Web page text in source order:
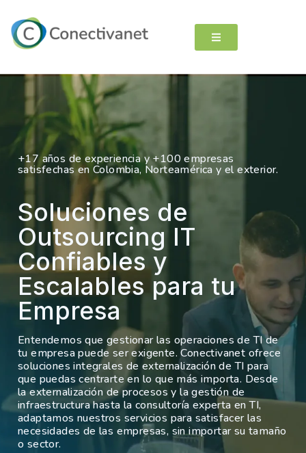
+17 años de experiencia y +100 empresas
satisfechas en Colombia, Norteamérica y el exterior.
Soluciones de
Outsourcing IT
Confiables y
Escalables para tu
Empresa
Entendemos que gestionar las operaciones de TI de
tu empresa puede ser exigente. Conectivanet ofrece
soluciones integrales de externalización de TI para
que puedas centrarte en lo que más importa. Desde
la externalización de procesos y la gestión de
infraestructura hasta la consultoría experta en TI,
adaptamos nuestros servicios para satisfacer las
necesidades de las empresas, sin importar su tamaño
o sector.